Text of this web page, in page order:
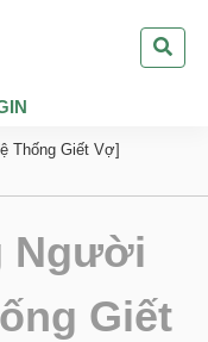
Thống Giết Vợ]
Người
Giết